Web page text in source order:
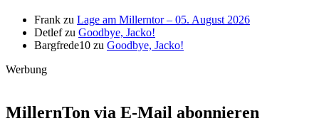
Frank zu Lage am Millerntor – 05. August 2026
Detlefzu Goodbye, Jacko!
Bargfrede10 zu Goodbye, Jacko!
Werbung
MillernTon via E-Mail abonnieren